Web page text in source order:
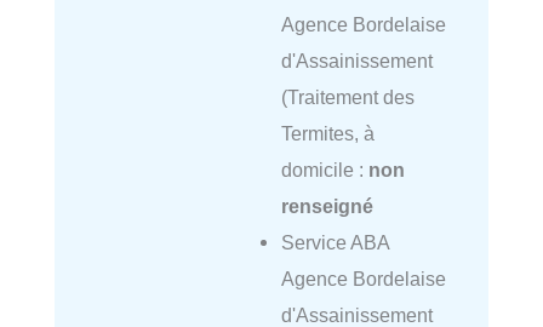
Agence Bordelaise
d'Assainissement
(Traitement des
Termites, à
domicile : non
renseigné
Service ABA
Agence Bordelaise
d'Assainissement